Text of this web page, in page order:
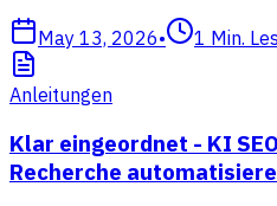
May 13, 2026• 1 Min.
Anleitungen
Klar eingeordnet - KI
Recherche